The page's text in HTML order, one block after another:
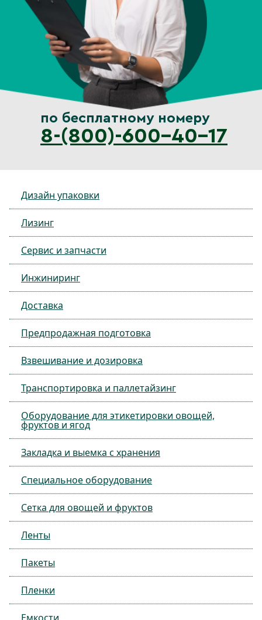
по бесплатному номеру
8-(800)-600-40-17
Дизайн упаковки
Лизинг
Сервис и запчасти
Инжиниринг
Доставка
Предпродажная подготовка
Взвешивание и дозировка
Транспортировка и паллетайзинг
Оборудование для этикетировки овощей,
фруктов и ягод
Закладка и выемка с хранения
Специальное оборудование
Сетка для овощей и фруктов
Ленты
Пакеты
Пленки